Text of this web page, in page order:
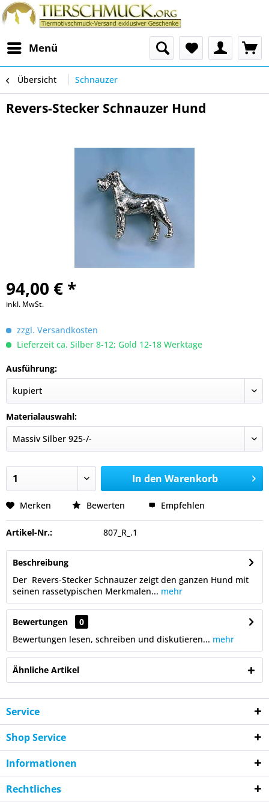
Menü
Übersicht Schnauzer
Revers-Stecker Schnauzer Hund
94,00 € *
inkl. MwSt.
zzgl. Versandkosten
Lieferzeit ca. Silber 8-12; Gold 12-18 Werktage
Ausführung:
Materialauswahl:
In den Warenkorb
Merken Bewerten Empfehlen
Artikel-Nr.: 807_R_.1
Beschreibung
Der Revers-Stecker Schnauzer zeigt den ganzen Hund mit
seinen rassetypischen Merkmalen... mehr
Bewertungen
0
Bewertungen lesen, schreiben und diskutieren... mehr
Ähnliche Artikel
Service
Shop Service
Informationen
Rechtliches